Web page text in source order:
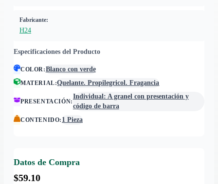
Fabricante:
H24
Especificaciones del Producto
COLOR:Blanco con verde
MATERIAL:Quelante. Propilegricol. Fragancia
PRESENTACIÓN:
Individual: A granel con presentación y
código de barra
CONTENIDO: 1 Pieza
Datos de Compra
$59.10